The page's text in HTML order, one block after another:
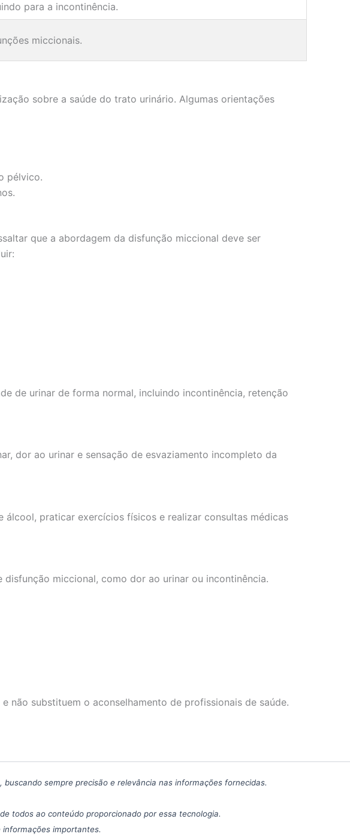
para a incontinência.
miccionais.
sobre a saúde do trato urinário. Algumas orientações
pélvico.
que a abordagem da disfunção miccional deve ser
de urinar de forma normal, incluindo incontinência, retenção
dor ao urinar e sensação de esvaziamento incompleto da
praticar exercícios físicos e realizar consultas médicas
miccional, como dor ao urinar ou incontinência.
não substituem o aconselhamento de profissionais de saúde.
sempre precisão e relevância nas informações fornecidas.
todos ao conteúdo proporcionado por essa tecnologia.
importantes.